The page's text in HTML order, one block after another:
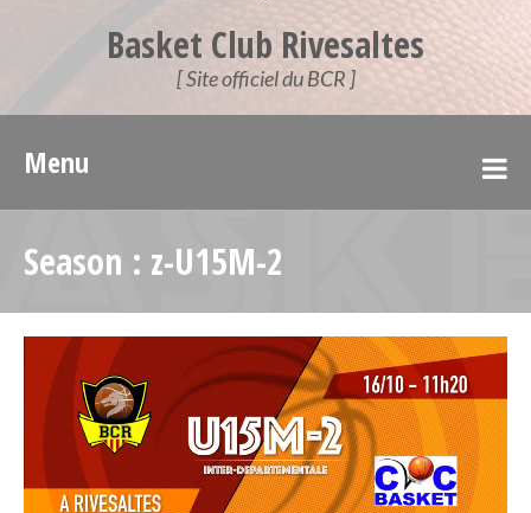
Basket Club Rivesaltes
[ Site officiel du BCR ]
Menu
Season : z-U15M-2